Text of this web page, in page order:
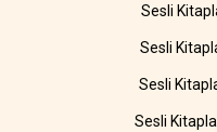
Sesli
Sesli
Sesli
Sesli